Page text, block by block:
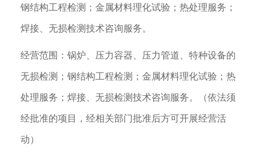
钢结构工程检测；金属材料理化试验；热处理服务；
焊接、无损检测技术咨询服务。
经营范围：锅炉、压力容器、压力管道、特种设备的
无损检测；钢结构工程检测；金属材料理化试验；热
处理服务；焊接、无损检测技术咨询服务。（依法须
经批准的项目，经相关部门批准后方可开展经营活
动）